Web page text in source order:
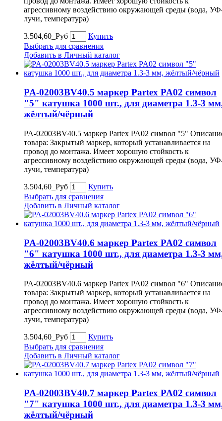
агрессивному воздействию окружающей среды (вода,
лучи, температура)
3.504,60_Руб
Купить
Выбрать для сравнения
Добавить в Личный каталог
PA-02003BV40.5 маркер Partex PA02 символ
"5" катушка 1000 шт., для диаметра 1.3-3
жёлтый/чёрный
PA-02003BV40.5 маркер Partex PA02 символ "5"
товара: Закрытый маркер, который устанавливается на
провод до монтажа. Имеет хорошую стойкость к
агрессивному воздействию окружающей среды (вода,
лучи, температура)
3.504,60_Руб
Купить
Выбрать для сравнения
Добавить в Личный каталог
PA-02003BV40.6 маркер Partex PA02 символ
"6" катушка 1000 шт., для диаметра 1.3-3
жёлтый/чёрный
PA-02003BV40.6 маркер Partex PA02 символ "6"
товара: Закрытый маркер, который устанавливается на
провод до монтажа. Имеет хорошую стойкость к
агрессивному воздействию окружающей среды (вода,
лучи, температура)
3.504,60_Руб
Купить
Выбрать для сравнения
Добавить в Личный каталог
PA-02003BV40.7 маркер Partex PA02 символ
"7" катушка 1000 шт., для диаметра 1.3-3
жёлтый/чёрный